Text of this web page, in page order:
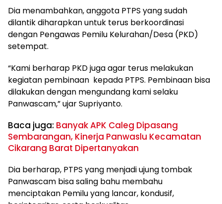
Dia menambahkan, anggota PTPS yang sudah
dilantik diharapkan untuk terus berkoordinasi
dengan Pengawas Pemilu Kelurahan/Desa (PKD)
setempat.
“Kami berharap PKD juga agar terus melakukan
kegiatan pembinaan kepada PTPS. Pembinaan bisa
dilakukan dengan mengundang kami selaku
Panwascam,” ujar Supriyanto.
Baca juga: Banyak APK Caleg Dipasang
Sembarangan, Kinerja Panwaslu Kecamatan
Cikarang Barat Dipertanyakan
Dia berharap, PTPS yang menjadi ujung tombak
Panwascam bisa saling bahu membahu
menciptakan Pemilu yang lancar, kondusif,